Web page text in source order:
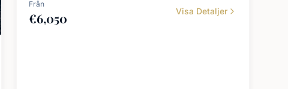
Från
€6,050 Visa Detaljer